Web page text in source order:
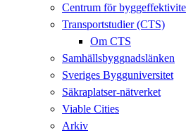
Centrum för
Transportstudier (CTS)
Om CTS
Samhällsbyggnadslänken
Sveriges Bygguniversitet
Säkraplatser-nätverket
Viable Cities
Arkiv